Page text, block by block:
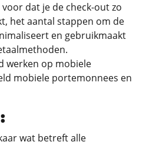
dat je de check-out zo
het aantal stappen om de
en gebruikmaakt
werken op mobiele
mobiele portemonnees en
wat betreft alle